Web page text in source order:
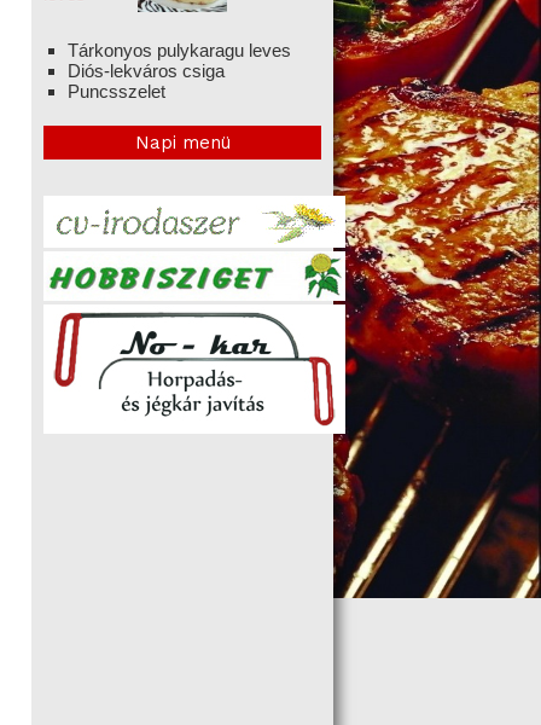
Tárkonyos pulykaragu leves
Diós-lekváros csiga
Puncsszelet
Napi menü